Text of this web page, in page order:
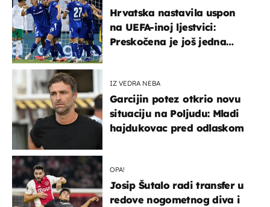
Hrvatska nastavila uspon
na UEFA-inoj ljestvici:
Preskočena je još jedna
IZ VEDRA NEBA
Garcijin potez otkrio novu
situaciju na Poljudu: Mladi
hajdukovac pred odlaskom
OPA!
Josip Šutalo radi transfer u
redove nogometnog diva i